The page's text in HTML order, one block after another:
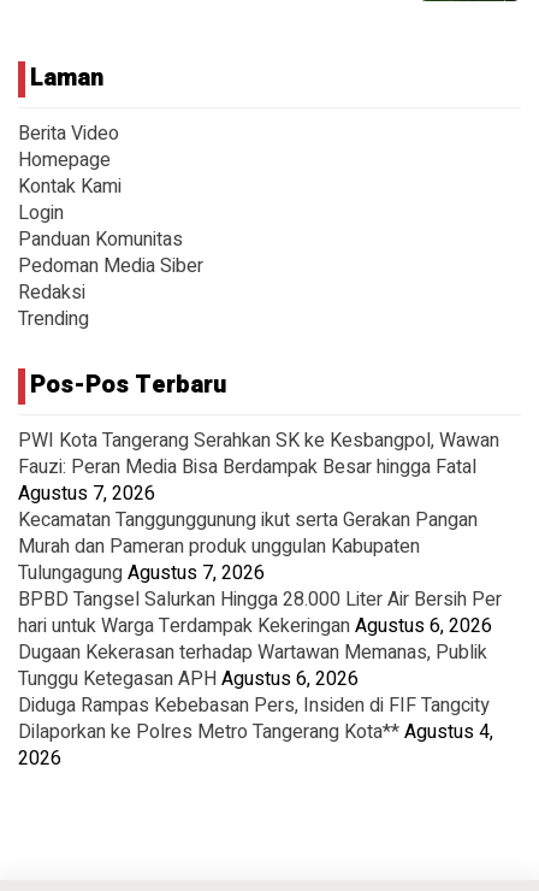
Laman
Berita Video
Homepage
Kontak Kami
Login
Panduan Komunitas
Pedoman Media Siber
Redaksi
Trending
Pos-Pos Terbaru
PWI Kota Tangerang Serahkan SK ke Kesbangpol, Wawan
Fauzi: Peran Media Bisa Berdampak Besar hingga Fatal
Agustus 7, 2026
Kecamatan Tanggunggunung ikut serta Gerakan Pangan
Murah dan Pameran produk unggulan Kabupaten
TulungagungAgustus 7, 2026
BPBD Tangsel Salurkan Hingga 28.000 Liter Air Bersih Per
hari untuk Warga Terdampak KekeringanAgustus 6, 2026
Dugaan Kekerasan terhadap Wartawan Memanas, Publik
Tunggu Ketegasan APHAgustus 6, 2026
Diduga Rampas Kebebasan Pers, Insiden di FIF Tangcity
Dilaporkan ke Polres Metro Tangerang Kota**Agustus 4,
2026